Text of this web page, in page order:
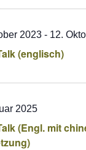
(englisch)
2023 - 12.
(Engl. mit
2025